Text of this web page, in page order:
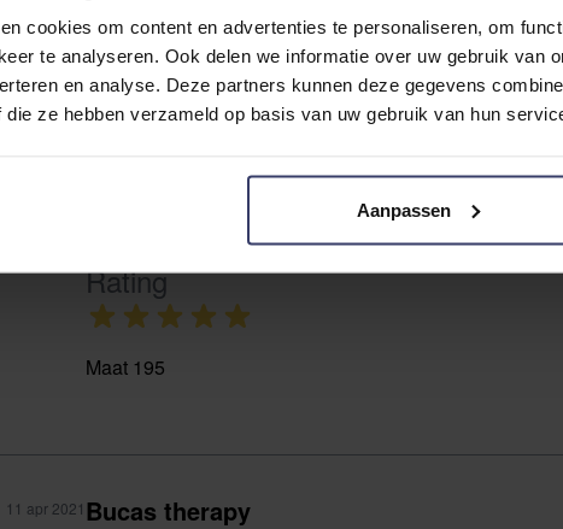
cookies om content en advertenties te personaliseren, om
te analyseren. Ook delen we informatie over uw gebruik van
en analyse. Deze partners kunnen deze gegevens
die ze hebben verzameld op basis van uw gebruik van hun
Aanpassen
Ik wil graag de recuptex deken testen
Rating
Maat 195
11 apr 2021 Bucas therapy